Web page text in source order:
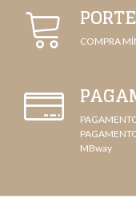
COMPRA
MBway